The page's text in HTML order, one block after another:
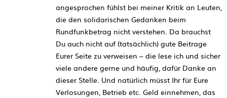
angesprochen fühlst bei meiner Kritik an Leuten,
die den solidarischen Gedanken beim
Rundfunkbetrag nicht verstehen. Da brauchst
Du auch nicht auf (tatsächlich) gute Beitrage
Eurer Seite zu verweisen – die lese ich und sicher
viele andere gerne und häufig, dafür Danke an
dieser Stelle. Und natürlich müsst Ihr für Eure
Verlosungen, Betrieb etc. Geld einnehmen, das